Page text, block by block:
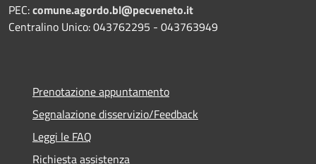
PEC:comune.agordo.bl@pecveneto.it
Centralino Unico: 043762295 - 043763949
Prenotazione appuntamento
Segnalazione disservizio/Feedback
Leggi le FAQ
Richiesta assistenza